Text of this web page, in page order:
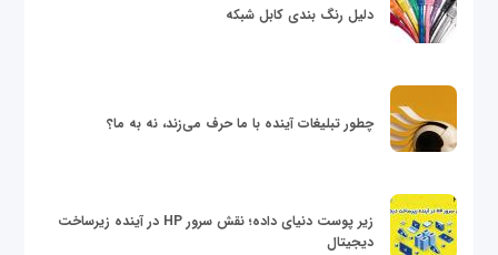
دلیل رنگ بندی کابل شبکه
چطور تبلیغات آینده با ما حرف می‌زند، نه به ما؟
زیر پوست دنیای داده؛ نقش سرور HP در آینده زیرساخت
دیجیتال